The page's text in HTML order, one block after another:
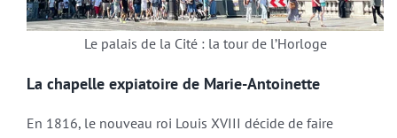
Le palais de la Cité : la tour de l’Horloge
La chapelle expiatoire de Marie-Antoinette
En 1816, le nouveau roi Louis XVIII décide de faire